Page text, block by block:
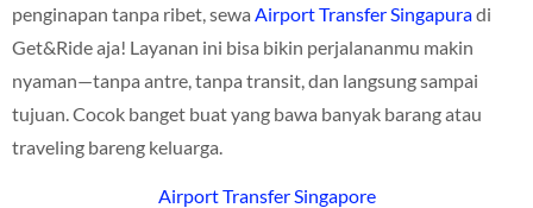
penginapan tanpa ribet, sewa Airport Transfer Singapuradi
Get&Ride aja! Layanan ini bisa bikin perjalananmu makin
nyaman—tanpa antre, tanpa transit, dan langsung sampai
tujuan. Cocok banget buat yang bawa banyak barang atau
traveling bareng keluarga.
Airport Transfer Singapore